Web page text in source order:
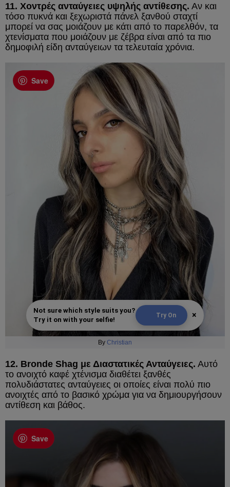
11. Χοντρές ανταύγειες υψηλής αντίθεσης. Αν και
τόσο πυκνά και ξεχωριστά πάνελ ξανθού σταχτί
μπορεί να σας μοιάζουν με κάτι από το παρελθόν, τα
χτενίσματα που μοιάζουν με ζέβρα είναι από τα πιο
δημοφιλή είδη ανταύγειων τα τελευταία χρόνια.
Save
Not sure which style suits you?
Try it on with your selfie!
Try On ×
By Christian
12. Bronde Shag με Διαστατικές Ανταύγειες. Αυτό
το ανοιχτό καφέ χτένισμα διαθέτει ξανθές
πολυδιάστατες ανταύγειες οι οποίες είναι πολύ πιο
ανοιχτές από το βασικό χρώμα για να δημιουργήσουν
αντίθεση και βάθος.
Save